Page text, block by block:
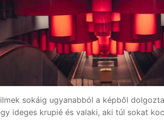
sokáig ugyanabból a képből
ideges krupié és valaki, aki túl sokat